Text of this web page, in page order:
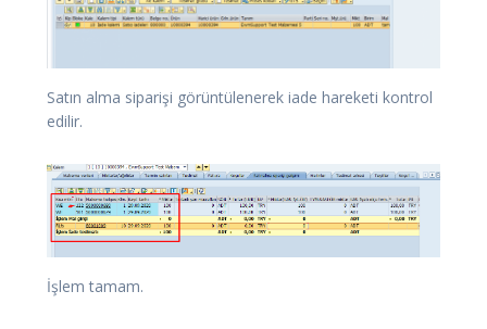
Satın alma siparişi görüntülenerek iade hareketi kontrol
edilir.
İşlem tamam.